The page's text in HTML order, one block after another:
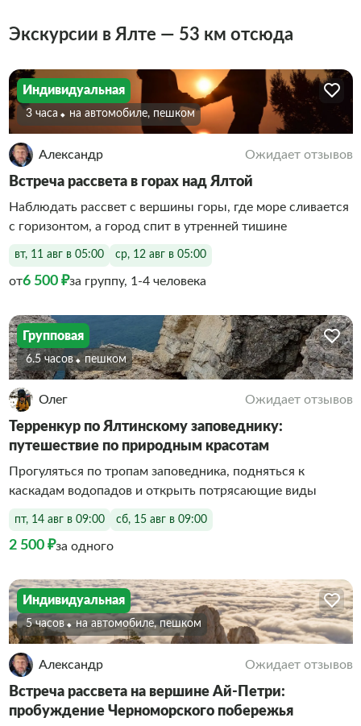
Экскурсии в Ялте — 53 км отсюда
Индивидуальная
3 часа На автомобиле, пешком
Александр Ожидает отзывов
Встреча рассвета в горах над Ялтой
Наблюдать рассвет с вершины горы, где море сливается
с горизонтом, а город спит в утренней тишине
вт, 11 авг в 05:00 ср, 12 авг в 05:00
от6 500 ₽за группу, 1-4 человека
Групповая
6.5 часов Пешком
Олег Ожидает отзывов
Терренкур по Ялтинскому заповеднику:
путешествие по природным красотам
Прогуляться по тропам заповедника, подняться к
каскадам водопадов и открыть потрясающие виды
пт, 14 авг в 09:00 сб, 15 авг в 09:00
2 500 ₽за одного
Индивидуальная
5 часов На автомобиле, пешком
Александр Ожидает отзывов
Встреча рассвета на вершине Ай-Петри:
пробуждение Черноморского побережья